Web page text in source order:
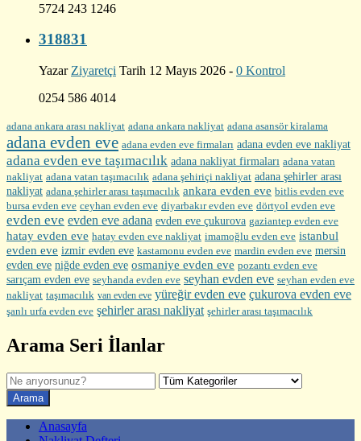
5724 243 1246
318831
Yazar Ziyaretçi Tarih 12 Mayıs 2026 - 0 Kontrol
0254 586 4014
adana ankara arası nakliyat adana ankara nakliyat adana asansör kiralama
adana evden eve adana evden eve firmaları adana evden eve nakliyat
adana evden eve taşımacılık adana nakliyat firmaları adana vatan
nakliyat adana vatan taşımacılık adana şehiriçi nakliyat adana şehirler arası
nakliyat adana şehirler arası taşımacılık ankara evden eve bitlis evden eve
bursa evden eve ceyhan evden eve diyarbakır evden eve dörtyol evden eve
evden eve evden eve adana evden eve çukurova gaziantep evden eve
hatay evden eve hatay evden eve nakliyat imamoğlu evden eve istanbul
evden eve izmir evden eve kastamonu evden eve mardin evden eve mersin
evden eve niğde evden eve osmaniye evden eve pozantı evden eve
sarıçam evden eve seyhanda evden eve seyhan evden eve seyhan evden eve
nakliyat taşımacılık van evden eve yüreğir evden eve çukurova evden eve
şanlı urfa evden eve şehirler arası nakliyat şehirler arası taşımacılık
Arama Seri İlanlar
Anasayfa